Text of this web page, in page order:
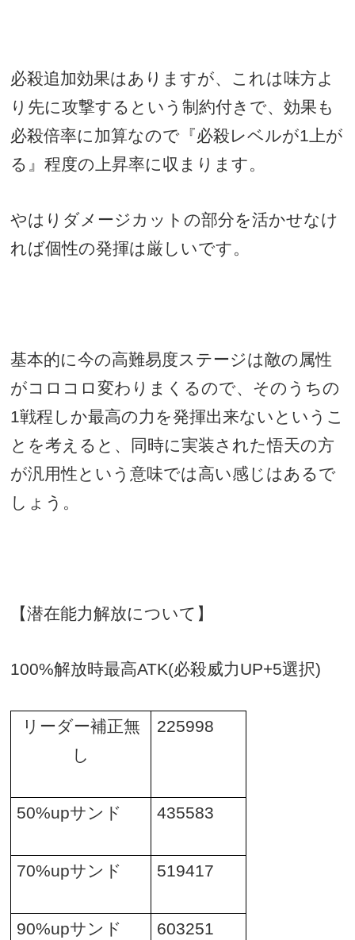
必殺追加効果はありますが、これは味方よ
り先に攻撃するという制約付きで、効果も
必殺倍率に加算なので『必殺レベルが1上が
る』程度の上昇率に収まります。
やはりダメージカットの部分を活かせなけ
れば個性の発揮は厳しいです。
基本的に今の高難易度ステージは敵の属性
がコロコロ変わりまくるので、そのうちの
1戦程しか最高の力を発揮出来ないというこ
とを考えると、同時に実装された悟天の方
が汎用性という意味では高い感じはあるで
しょう。
【潜在能力解放について】
100%解放時最高ATK(必殺威力UP+5選択)
リーダー補正無
し
225998
50%upサンド 435583
70%upサンド 519417
90%upサンド 603251